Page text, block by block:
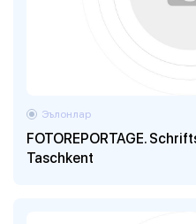
FOTOREPORTAGE.
Taschkent
Эълонлар